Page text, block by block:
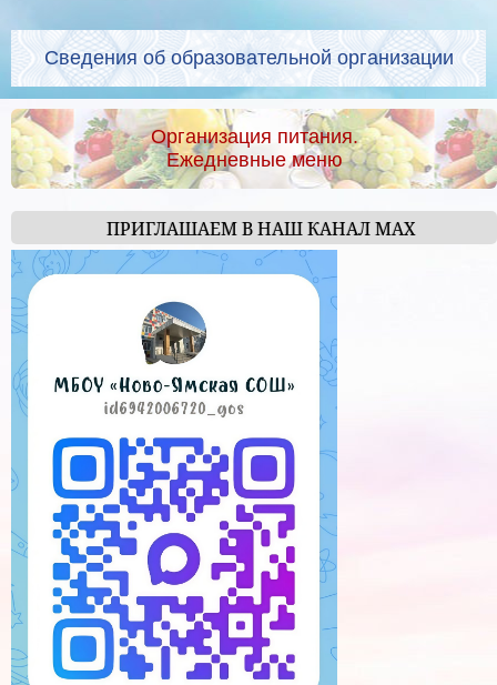
Сведения об образовательной организации
Организация питания.
Ежедневные меню
ПРИГЛАШАЕМ В НАШ КАНАЛ МАХ